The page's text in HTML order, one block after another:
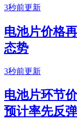
3秒前更新
电池片价格
态势
3秒前更新
电池片环节
预计率先反弹